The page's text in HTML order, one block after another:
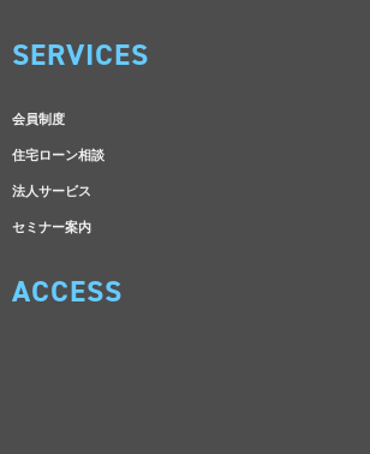
SERVICES
会員制度
住宅ローン相談
法人サービス
セミナー案内
ACCESS